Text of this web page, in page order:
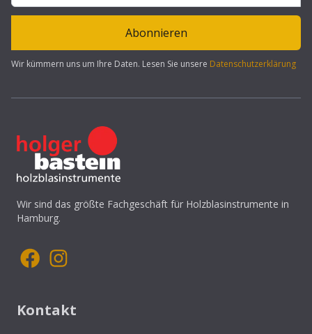
Abonnieren
Wir kümmern uns um Ihre Daten. Lesen Sie unsere Datenschutzerklärung
Wir sind das größte Fachgeschäft für Holzblasinstrumente in
Hamburg.
Kontakt